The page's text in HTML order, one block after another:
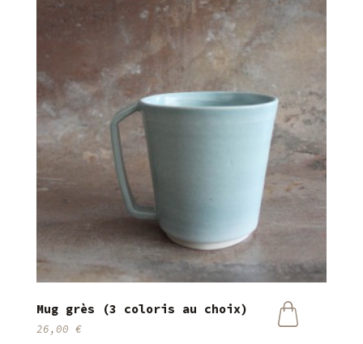
Mug grès (3 coloris au choix)
26,00 €